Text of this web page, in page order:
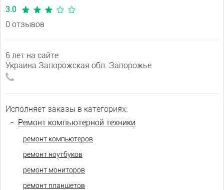
3.0
0 отзывов
6 лет на сайте
Украина Запорожская обл. Запорожье
Исполняет заказы в категориях:
- Ремонт компьютерной техники
ремонт компьютеров
ремонт ноутбуков
ремонт мониторов
ремонт планшетов